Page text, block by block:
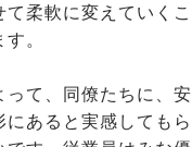
柔軟に変えていくこ
。
て、同僚たちに、安
あると実感してもら